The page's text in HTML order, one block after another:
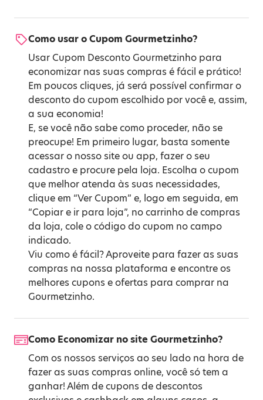
Como usar o Cupom Gourmetzinho?
Usar Cupom Desconto Gourmetzinho para
economizar nas suas compras é fácil e prático!
Em poucos cliques, já será possível confirmar o
desconto do cupom escolhido por você e, assim,
a sua economia!
E, se você não sabe como proceder, não se
preocupe! Em primeiro lugar, basta somente
acessar o nosso site ou app, fazer o seu
cadastro e procure pela loja. Escolha o cupom
que melhor atenda às suas necessidades,
clique em “Ver Cupom” e, logo em seguida, em
“Copiar e ir para loja”, no carrinho de compras
da loja, cole o código do cupom no campo
indicado.
Viu como é fácil? Aproveite para fazer as suas
compras na nossa plataforma e encontre os
melhores cupons e ofertas para comprar na
Gourmetzinho.
Como Economizar no site Gourmetzinho?
Com os nossos serviços ao seu lado na hora de
fazer as suas compras online, você só tem a
ganhar! Além de cupons de descontos